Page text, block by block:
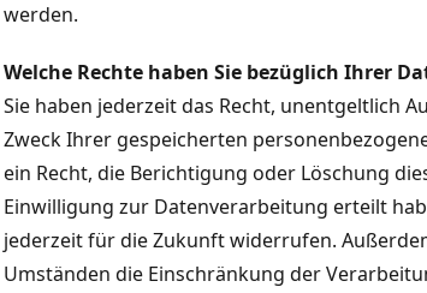
werden.
Welche Rechte haben Sie bezüglich Ihrer
Sie haben jederzeit das Recht, unentgeltlich
Zweck Ihrer gespeicherten
ein Recht, die Berichtigung oder Löschung
Einwilligung zur Datenverarbeitung erteilt
jederzeit für die Zukunft widerrufen.
Umständen die Einschränkung der